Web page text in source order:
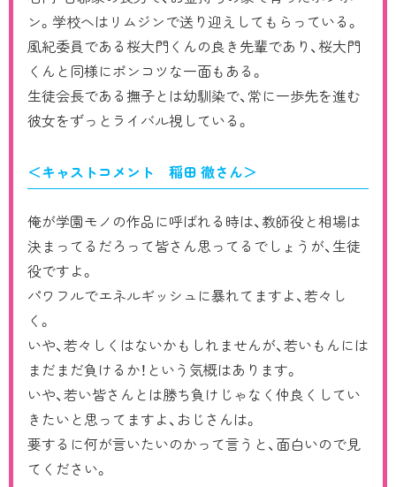
ン。学校へはリムジンで送り迎えしてもらっている。
風紀委員である桜大門くんの良き先輩であり、桜大門
くんと同様にポンコツな一面もある。
生徒会長である撫子とは幼馴染で、常に一歩先を進む
彼女をずっとライバル視している。
＜キャストコメント 稲田 徹さん＞
俺が学園モノの作品に呼ばれる時は、教師役と相場は
決まってるだろって皆さん思ってるでしょうが、生徒
役ですよ。
パワフルでエネルギッシュに暴れてますよ、若々し
く。
いや、若々しくはないかもしれませんが、若いもんには
まだまだ負けるか！という気概はあります。
いや、若い皆さんとは勝ち負けじゃなく仲良くしてい
きたいと思ってますよ、おじさんは。
要するに何が言いたいのかって言うと、面白いので見
てください。